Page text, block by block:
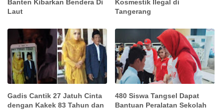
Banten Kibarkan Bendera Di
Laut
Kosmestik Ilegal di
Tangerang
Gadis Cantik 27 Jatuh Cinta
dengan Kakek 83 Tahun dan
480 Siswa Tangsel Dapat
Bantuan Peralatan Sekolah